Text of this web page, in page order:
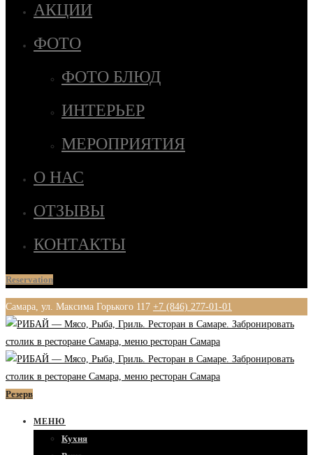
АКЦИИ
ФОТО
ФОТО БЛЮД
ИНТЕРЬЕР
МЕРОПРИЯТИЯ
О НАС
ОТЗЫВЫ
КОНТАКТЫ
Reservation
Самара, ул. Максима Горького 117 +7 (846) 277-01-01
Резерв
МЕНЮ
Кухня